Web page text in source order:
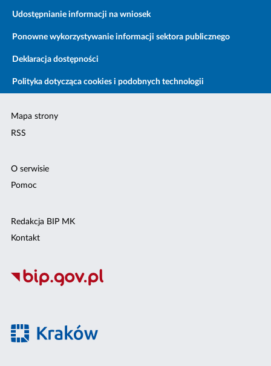
Udostępnianie informacji na wniosek
Ponowne wykorzystywanie informacji sektora publicznego
Deklaracja dostępności
Polityka dotycząca cookies i podobnych technologii
Mapa strony
RSS
O serwisie
Pomoc
Redakcja BIP MK
Kontakt